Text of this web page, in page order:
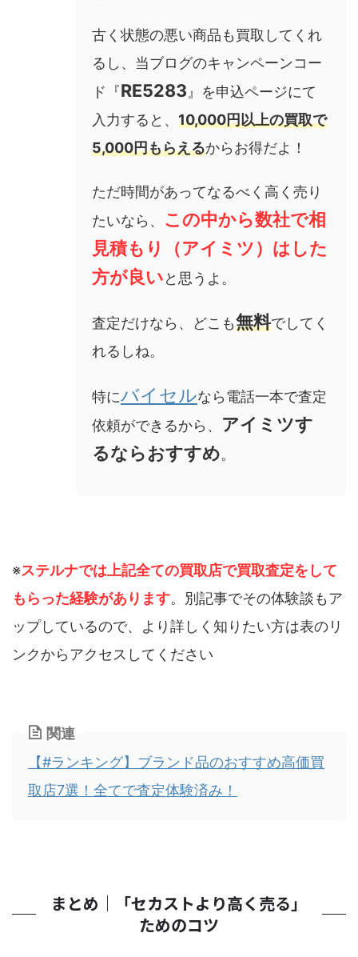
古く状態の悪い商品も買取してくれ
るし、当ブログのキャンペーンコー
ド『RE5283 』を申込ページにて
入力すると、 10,000円以上の買取で
5,000円もらえるからお得だよ！
ただ時間があってなるべく高く売り
たいなら、 この中から数社で相
見積もり（アイミツ）はした
方が良いと思うよ。
査定だけなら、どこも無料でしてく
れるしね。
特にバイセルなら電話一本で査定
依頼ができるから、 アイミツす
るならおすすめ。
※ステルナでは上記全ての買取店で買取査定をして
もらった経験があります。別記事でその体験談もア
ップしているので、より詳しく知りたい方は表のリ
ンクからアクセスしてください
関連
【#ランキング】ブランド品のおすすめ高価買
取店7選！全てで査定体験済み！
まとめ｜「セカストより高く売る」
ためのコツ